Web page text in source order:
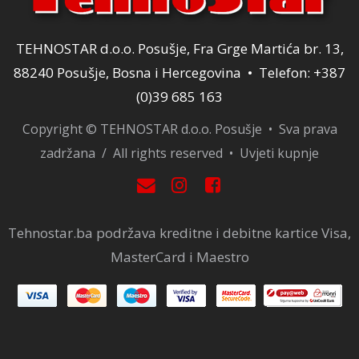
TEHNOSTAR d.o.o. Posušje, Fra Grge Martića br. 13,
88240 Posušje, Bosna i Hercegovina • Telefon: +387
(0)39 685 163
Copyright © TEHNOSTAR d.o.o. Posušje • Sva prava
zadržana / All rights reserved • Uvjeti kupnje
Tehnostar.ba podržava kreditne i debitne kartice Visa,
MasterCard i Maestro